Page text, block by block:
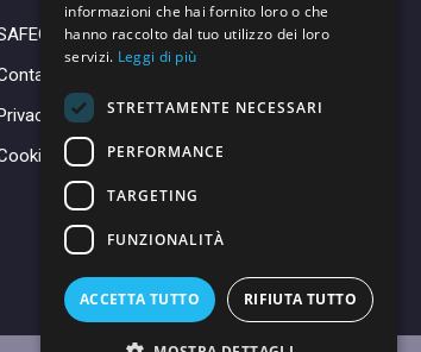
Policy
Policy
informazioni che hai fornito loro o che
hanno raccolto dal tuo utilizzo dei loro
servizi. Leggi di più
STRETTAMENTE NECESSARI
PERFORMANCE
TARGETING
FUNZIONALITÀ
ACCETTA TUTTO RIFIUTA TUTTO